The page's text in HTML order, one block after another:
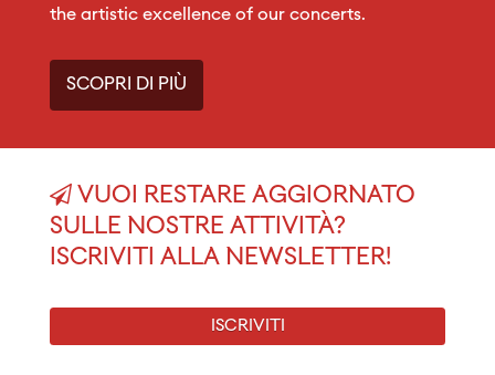
the artistic excellence of our concerts.
SCOPRI DI PIÙ
VUOI RESTARE AGGIORNATO
SULLE NOSTRE ATTIVITÀ?
ISCRIVITI ALLA NEWSLETTER!
ISCRIVITI